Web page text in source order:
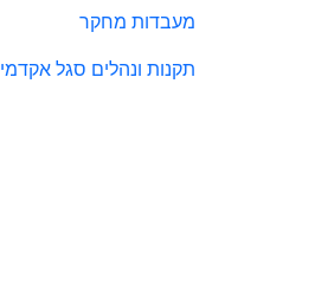
מעבדות מחקר
תקנות ונהלים סגל אקדמי